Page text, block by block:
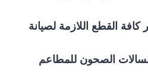
كافة القطع اللازمة لصيانة
الصحون للمطاعم